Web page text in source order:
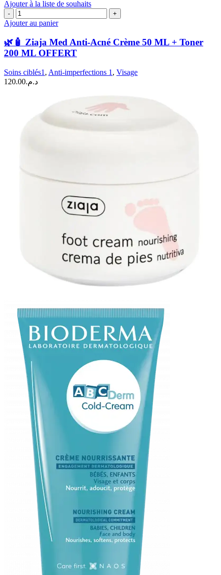
Ajouter à la liste de souhaits
quantité
de
🧴
Ziaja
Med
Acné
Crème
Ajouter au panier
🌿🧴 Ziaja Med Anti-Acné Crème 50 ML + Toner
200 ML OFFERT
Soins ciblés1 , Anti-imperfections 1 , Visage
د.م.120.00